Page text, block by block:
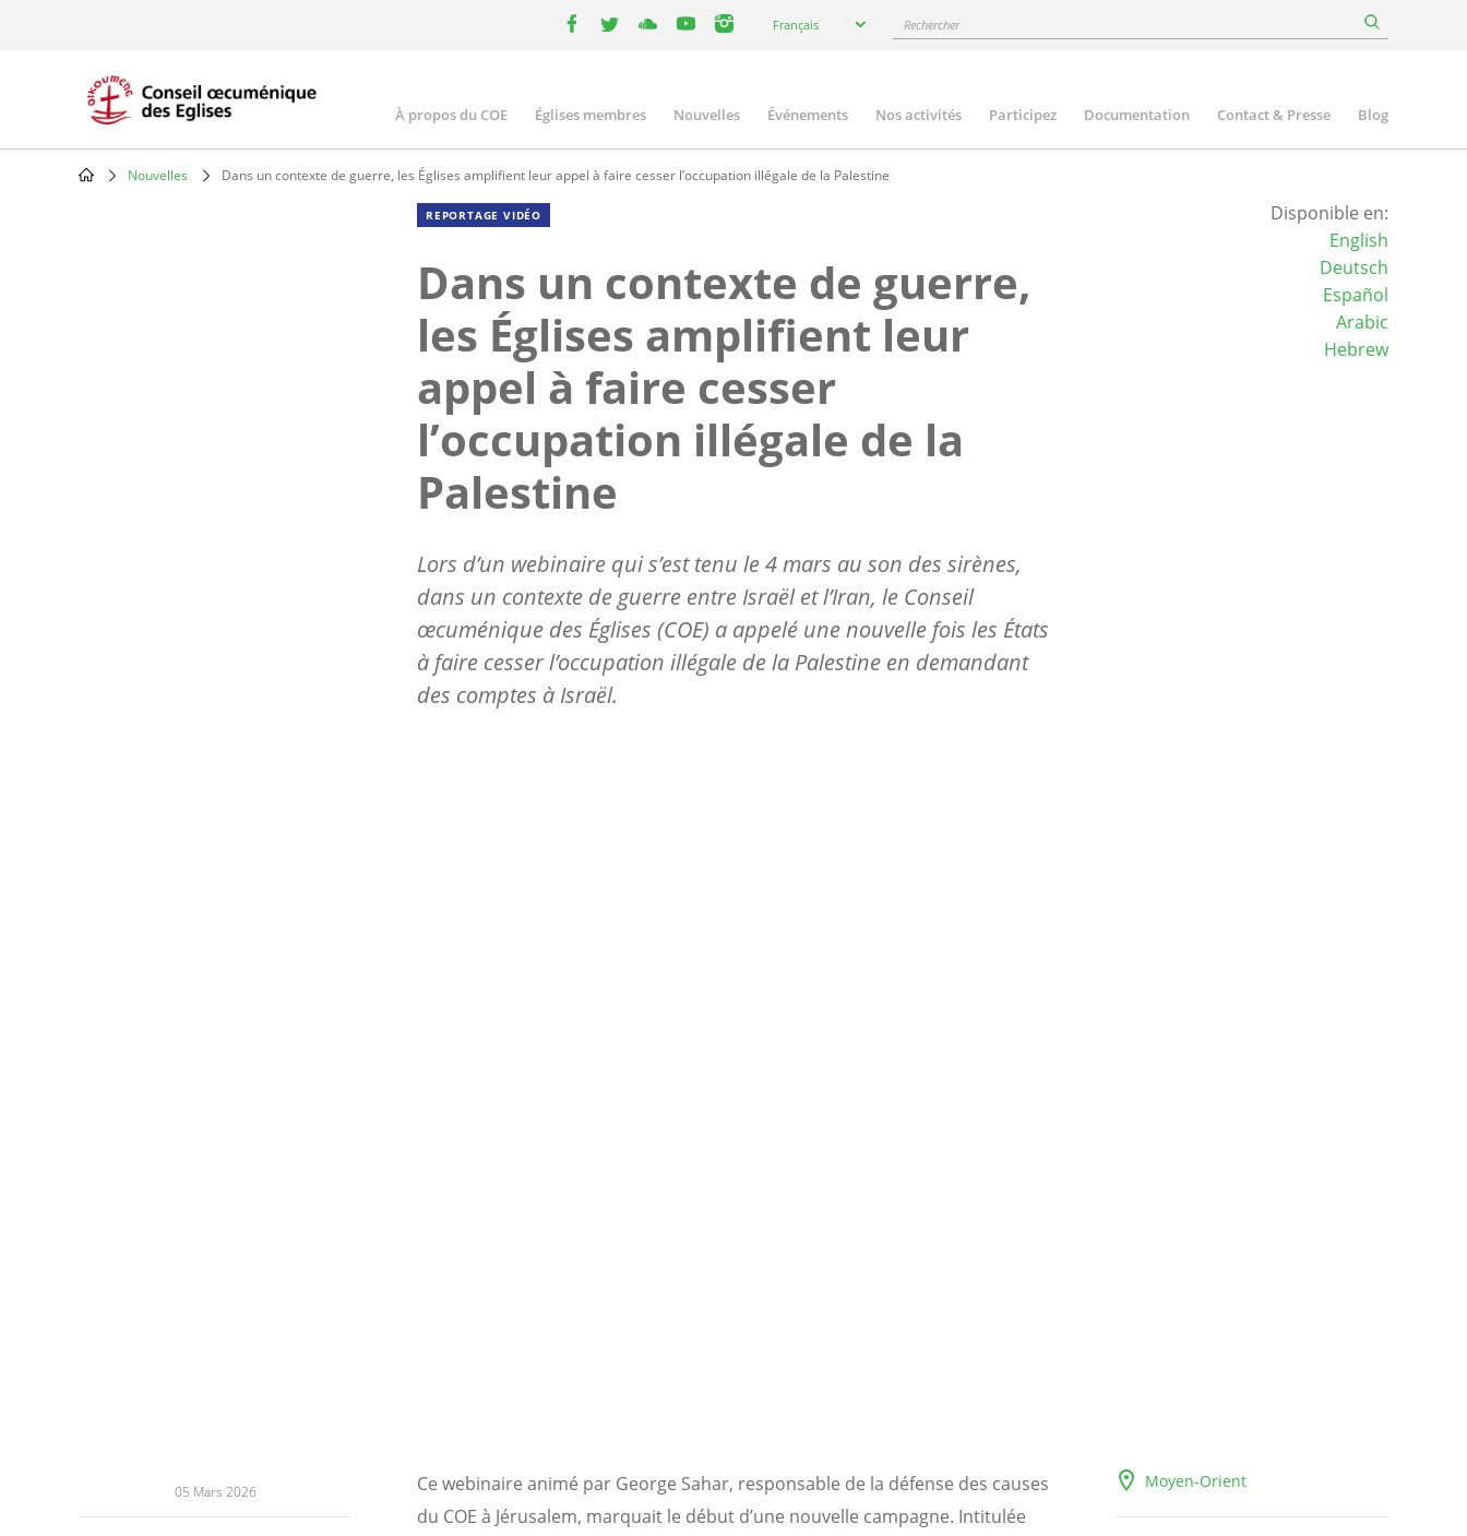
your
Français Rechercher
Main
navigation
À propos du COE Églises membres Nouvelles Événements Nos activités Participez Documentation Contact & Presse Blog
Nouvelles Dans un contexte de guerre, les Églises amplifient leur appel à faire cesser l’occupation illégale de la Palestine
REPORTAGE VIDÉO
Dans un contexte de guerre,
les Églises amplifient leur
appel à faire cesser
l’occupation illégale de la
Palestine
Lors d’un webinaire qui s’est tenu le 4 mars au son des sirènes,
dans un contexte de guerre entre Israël et l’Iran, le Conseil
œcuménique des Églises (COE) a appelé une nouvelle fois les États
à faire cesser l’occupation illégale de la Palestine en demandant
des comptes à Israël.
Disponible en:
English
Deutsch
Español
Arabic
Hebrew
05 Mars 2026
Moyen-Orient
Ce webinaire animé par George Sahar, responsable de la défense des causes
du COE à Jérusalem, marquait le début d’une nouvelle campagne. Intitulée